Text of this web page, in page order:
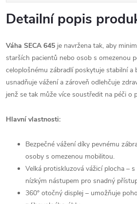
Detailní popis
Váha SECA 645 je navržena tak, aby
starších pacientů nebo osob s omezenou
celoplošnému zábradlí poskytuje stabilní a
usnadňuje vážení a zároveň odlehčuje
jenž se tak může více soustředit na péči o
Hlavní vlastnosti:
Bezpečné vážení díky pevnému
osoby s omezenou mobilitou.
Velká protiskluzová vážicí plocha –
nízkým nástupem pro snadný
360° otočný displej – umožňuje